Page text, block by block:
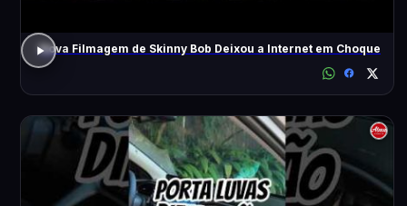
Nova Filmagem de Skinny Bob Deixou a Internet em Choque